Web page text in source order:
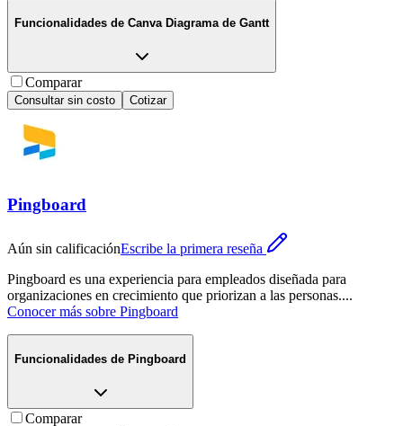
Funcionalidades de Canva Diagrama de Gantt
Comparar
Consultar sin costo Cotizar
Pingboard
Aún sin calificaciónEscribe la primera reseña
Pingboard es una experiencia para empleados diseñada para
organizaciones en crecimiento que priorizan a las personas....
Conocer más sobre Pingboard
Funcionalidades de Pingboard
Comparar